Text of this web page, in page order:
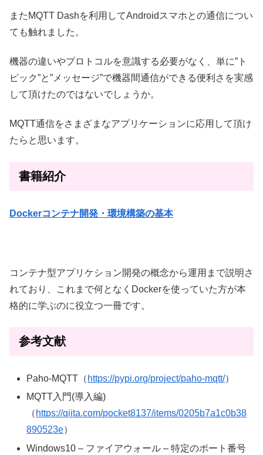
またMQTT Dashを利用してAndroidスマホとの通信につい
ても触れました。
機器の違いやプロトコルを意識する必要がなく、単に”ト
ピック”と”メッセージ”で機器間通信ができる便利さを実感
して頂けたのではないでしょうか。
MQTT通信をさまざまなアプリケーションに応用して頂け
たらと思います。
書籍紹介
Dockerコンテナ開発・環境構築の基本
コンテナ型アプリケション開発の概念から運用まで説明さ
れており、これまで何となくDockerを使っていた方が本
格的に学ぶのに役立つ一冊です。
参考文献
Paho-MQTT（ https://pypi.org/project/paho-mqtt/）
MQTT入門(導入編)
（ https://qiita.com/pocket8137/items/0205b7a1c0b38
890523e）
Windows10 – ファイアウォール – 特定のポート番号